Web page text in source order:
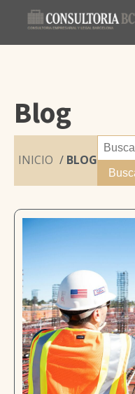
Blog
INICIO / BLOG
Buscar: